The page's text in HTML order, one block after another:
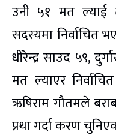
उनी ५१ मत ल्याई
सदस्यमा निर्वाचित
धीरेन्द्र साउद ५९,
मत ल्याएर
ऋषिराम गौतमले
प्रथा गर्दा करण